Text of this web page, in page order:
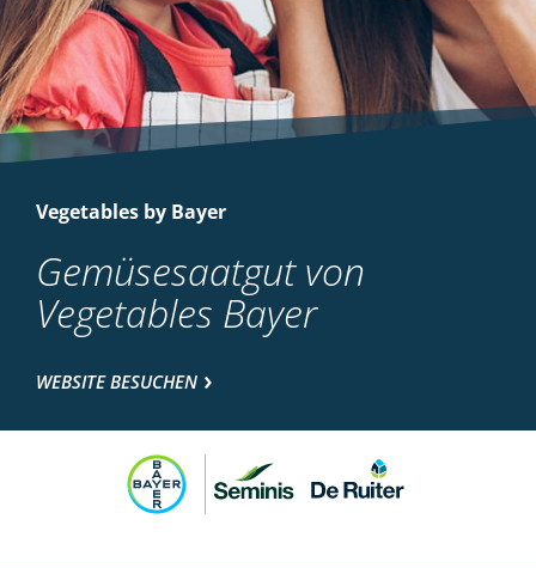
Vegetables by Bayer
Gemüsesaatgut von
Vegetables Bayer
WEBSITE BESUCHEN